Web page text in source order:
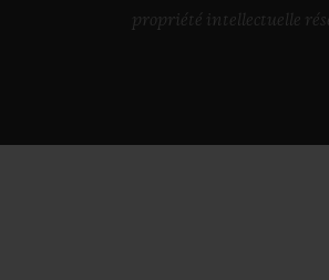
propriété intellectuelle